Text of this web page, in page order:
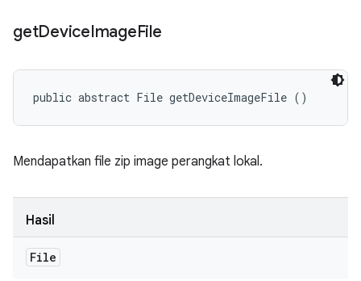
getDeviceImageFile
public abstract File getDeviceImageFile ()
Mendapatkan file zip image perangkat lokal.
Hasil
File